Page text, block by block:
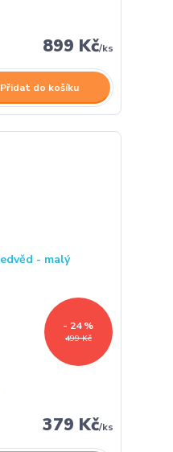
899 Kč/ks
Přidat do košíku
499 Kč
- 24 %
379 Kč/ks